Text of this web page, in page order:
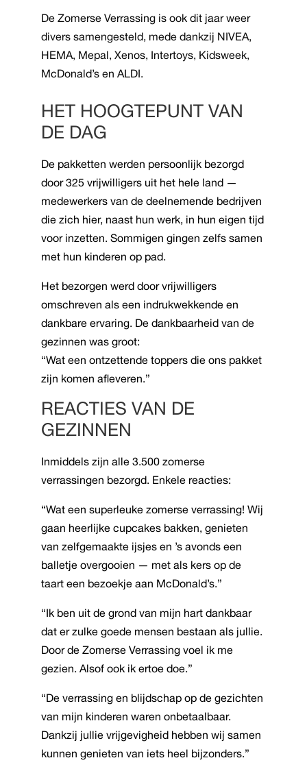
De Zomerse Verrassing is ook dit jaar weer
divers samengesteld, mede dankzij NIVEA,
HEMA, Mepal, Xenos, Intertoys, Kidsweek,
McDonald’s en ALDI.
HET HOOGTEPUNT VAN
DE DAG
De pakketten werden persoonlijk bezorgd
door 325 vrijwilligers uit het hele land —
medewerkers van de deelnemende bedrijven
die zich hier, naast hun werk, in hun eigen tijd
voor inzetten. Sommigen gingen zelfs samen
met hun kinderen op pad.
Het bezorgen werd door vrijwilligers
omschreven als een indrukwekkende en
dankbare ervaring. De dankbaarheid van de
gezinnen was groot:
“Wat een ontzettende toppers die ons pakket
zijn komen afleveren.”
REACTIES VAN DE
GEZINNEN
Inmiddels zijn alle 3.500 zomerse
verrassingen bezorgd. Enkele reacties:
“Wat een superleuke zomerse verrassing! Wij
gaan heerlijke cupcakes bakken, genieten
van zelfgemaakte ijsjes en ’s avonds een
balletje overgooien — met als kers op de
taart een bezoekje aan McDonald’s.”
“Ik ben uit de grond van mijn hart dankbaar
dat er zulke goede mensen bestaan als jullie.
Door de Zomerse Verrassing voel ik me
gezien. Alsof ook ik ertoe doe.”
“De verrassing en blijdschap op de gezichten
van mijn kinderen waren onbetaalbaar.
Dankzij jullie vrijgevigheid hebben wij samen
kunnen genieten van iets heel bijzonders.”